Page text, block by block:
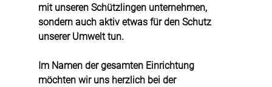
mit unseren Schützlingen unternehmen,
sondern auch aktiv etwas für den Schutz
unserer Umwelt tun.
Im Namen der gesamten Einrichtung
möchten wir uns herzlich bei der